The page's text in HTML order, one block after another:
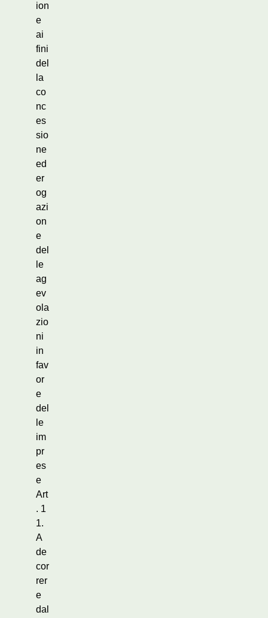
ion
e
ai
fini
del
la
co
nc
es
sio
ne
ed
er
og
azi
on
e
del
le
ag
ev
ola
zio
ni
in
fav
or
e
del
le
im
pr
es
e
Art
. 1
1.
A
de
cor
rer
e
dal